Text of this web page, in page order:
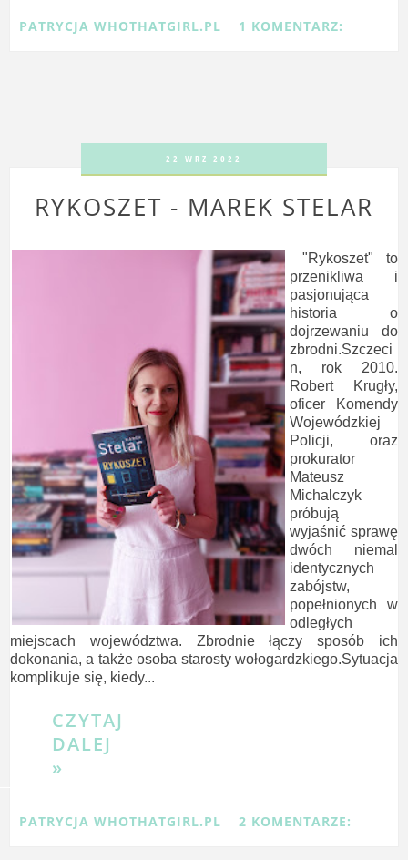
PATRYCJA WHOTHATGIRL.PL 1 KOMENTARZ:
22 WRZ 2022
RYKOSZET - MAREK STELAR
"Rykoszet" to
przenikliwa i
pasjonująca
historia o
dojrzewaniu do
zbrodni.Szczeci
n, rok 2010.
Robert Krugły,
oficer Komendy
Wojewódzkiej
Policji, oraz
prokurator
Mateusz
Michalczyk
próbują
wyjaśnić sprawę
dwóch niemal
identycznych
zabójstw,
popełnionych w
odległych
miejscach województwa. Zbrodnie łączy sposób ich
dokonania, a także osoba starosty wołogardzkiego.Sytuacja
komplikuje się, kiedy...
CZYTAJ
DALEJ
»
PATRYCJA WHOTHATGIRL.PL 2 KOMENTARZE: